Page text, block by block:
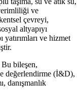
ve
çevreyi,
altyapıyı
ve hizmet
bileşen,
değerlendirme (İ&D),
danışmanlık